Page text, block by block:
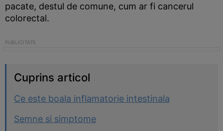
pacate, destul de comune, cum ar fi cancerul
colorectal.
Cuprins articol
Ce este boala inflamatorie intestinala
Semne si simptome